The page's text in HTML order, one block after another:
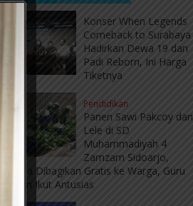
Konser When Legends
Comeback to Surabaya
Hadirkan Dewa 19 dan
Padi Reborn, Ini Harga
Tiketnya
Pendidikan
Panen Sawi Pakcoy dan
Lele di SD
Muhammadiyah 4
Zamzam Sidoarjo,
Hasilnya Dibagikan Gratis ke Warga, Guru
Vietnam Ikut Antusias